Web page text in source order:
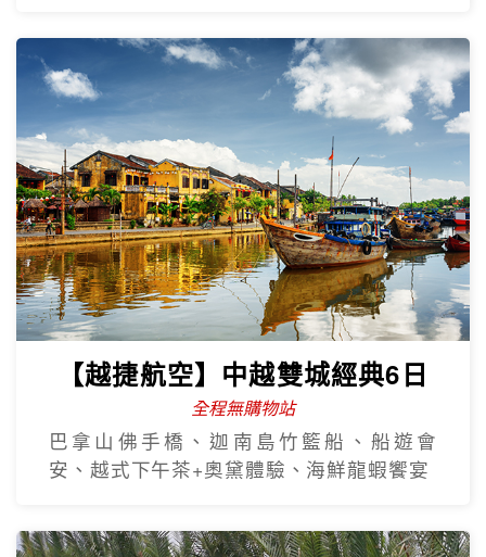
【越捷航空】中越雙城經典6日
全程無購物站
巴拿山佛手橋、迦南島竹籃船、船遊會
安、越式下午茶+奧黛體驗、海鮮龍蝦饗宴